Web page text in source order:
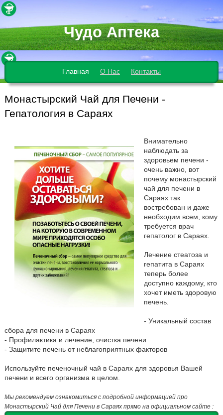
Чудо Аптека
Главная О Нас Контакты
Монастырский Чай для Печени -
Гепатология в Сараях
Внимательно
наблюдать за
здоровьем печени -
очень важно, вот
почему монастырский
чай для печени в
Сараях так
востребован и даже
необходим всем, кому
требуется врач
гепатолог в Сараях.
Лечение стеатоза и
гепатита в Сараях
теперь более
доступно каждому, кто
хочет иметь здоровую
печень.
- Уникальный состав
сбора для печени в Сараях
- Профилактика и лечение, очистка печени
- Защитите печень от неблагоприятных факторов
Используйте печеночный чай в Сараях для здоровья Вашей
печени и всего организма в целом.
Мы рекомендуем ознакомиться с подробной информацией про
Монастырский Чай для Печени в Сараях прямо на официальном сайте :